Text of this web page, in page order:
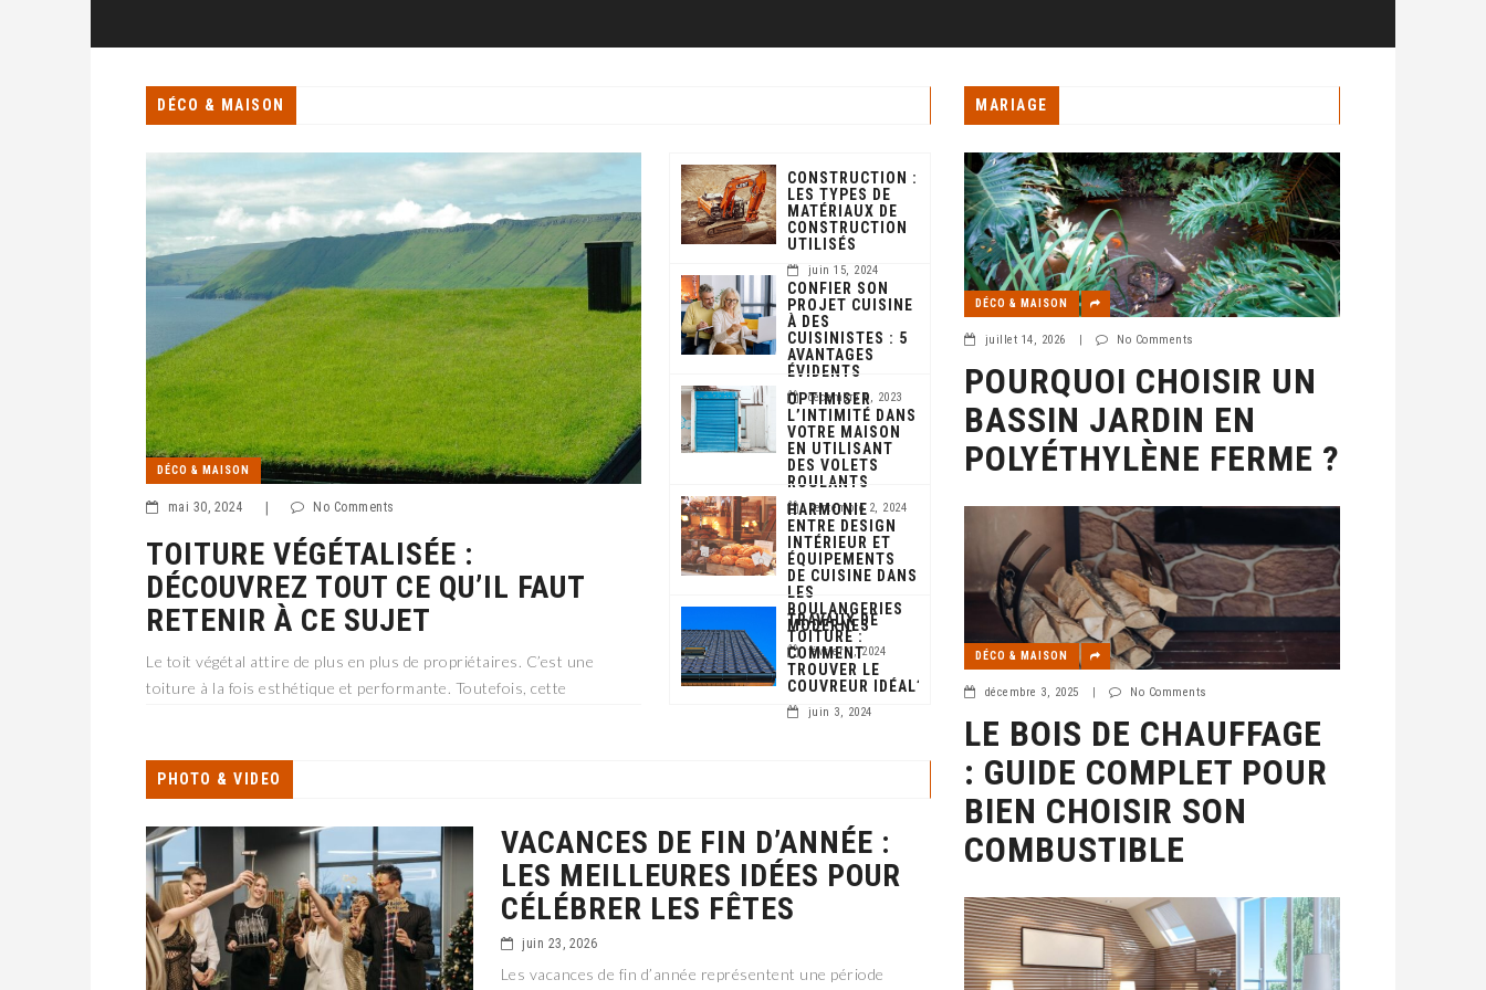
DÉCO & MAISON
DÉCO & MAISON
mai 30, 2024 No Comments
TOITURE VÉGÉTALISÉE :
DÉCOUVREZ TOUT CE QU’IL FAUT
RETENIR À CE SUJET
Le toit végétal attire de plus en plus de propriétaires. C’est une
toiture à la fois esthétique et performante. Toutefois, cette
CONSTRUCTION :
LES TYPES DE
MATÉRIAUX DE
CONSTRUCTION
UTILISÉS
juin 15, 2024
CONFIER SON
PROJET CUISINE
À DES
CUISINISTES : 5
AVANTAGES
ÉVIDENTS
décembre 6, 2023
OPTIMISER
L’INTIMITÉ DANS
VOTRE MAISON
EN UTILISANT
DES VOLETS
ROULANTS
septembre 2, 2024
HARMONIE
ENTRE DESIGN
INTÉRIEUR ET
ÉQUIPEMENTS
DE CUISINE DANS
LES
BOULANGERIES
MODERNES
février 1, 2024
TRAVAUX DE
TOITURE :
COMMENT
TROUVER LE
COUVREUR IDÉAL?
juin 3, 2024
PHOTO & VIDEO
VACANCES DE FIN D’ANNÉE :
LES MEILLEURES IDÉES POUR
CÉLÉBRER LES FÊTES
juin 23, 2026
Les vacances de fin d’année représentent une période
MARIAGE
DÉCO & MAISON
juillet 14, 2026 | No Comments
POURQUOI CHOISIR UN
BASSIN JARDIN EN
POLYÉTHYLÈNE FERME ?
DÉCO & MAISON
décembre 3, 2025 No Comments
LE BOIS DE CHAUFFAGE
: GUIDE COMPLET POUR
BIEN CHOISIR SON
COMBUSTIBLE